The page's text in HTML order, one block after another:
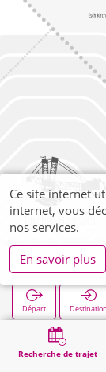
Recherche de trajet
Elsdorf
Départ Destination
Démarrage Recherche
Ce site internet
internet, vous
nos services.
En savoir plus